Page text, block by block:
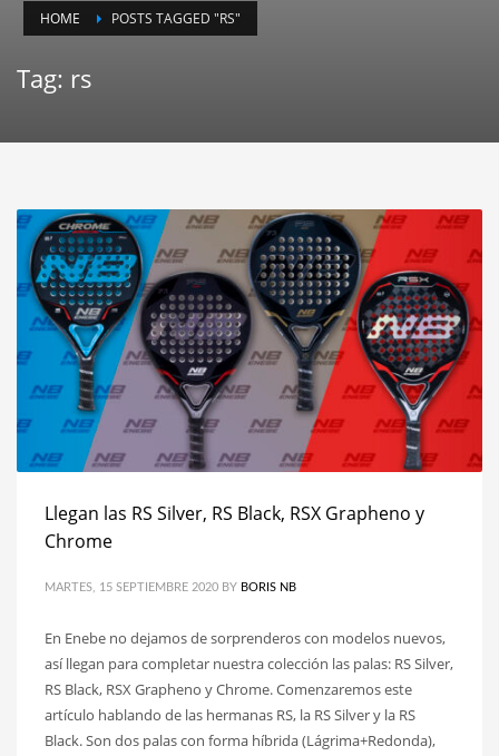
HOME POSTS TAGGED "RS"
Tag: rs
Llegan las RS Silver, RS Black, RSX Grapheno y
Chrome
MARTES, 15 SEPTIEMBRE 2020 BY BORIS NB
En Enebe no dejamos de sorprenderos con modelos nuevos,
así llegan para completar nuestra colección las palas: RS Silver,
RS Black, RSX Grapheno y Chrome. Comenzaremos este
artículo hablando de las hermanas RS, la RS Silver y la RS
Black. Son dos palas con forma híbrida (Lágrima+Redonda),